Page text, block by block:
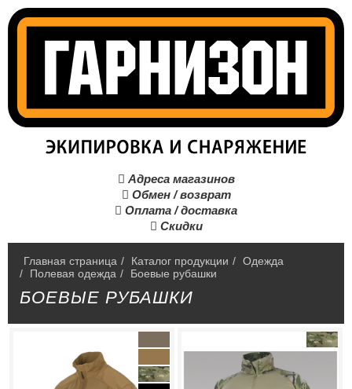
 Адреса магазинов
 Обмен / возврат
 Оплата / доставка
 Скидки
Главная страница / Каталог продукции / Одежда
/
Полевая одежда / Боевые рубашки
БОЕВЫЕ РУБАШКИ